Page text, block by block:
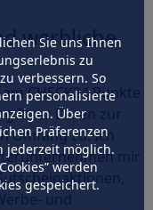
Sie uns Ihnen
zu
verbessern. So
personalisierte
Über
Präferenzen
jederzeit möglich.
werden
gespeichert.
werbliche
CHECK24 Punkte
Ihrer Daten zur
Umfang zu: Ich
mir
und